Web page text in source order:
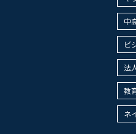
中
ビ
法
教
ネ